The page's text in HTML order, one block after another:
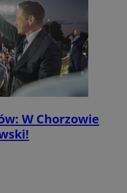
W Chorzowie